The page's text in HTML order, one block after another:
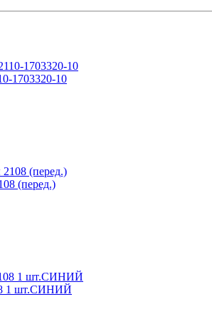
1703320-10
(перед.)
1 шт.СИНИЙ